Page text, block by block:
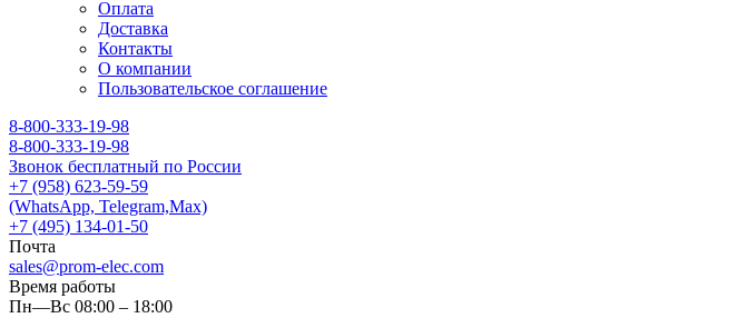
Оплата
Доставка
Контакты
О компании
Пользовательское соглашение
8-800-333-19-98
8-800-333-19-98
Звонок бесплатный по России
+7 (958) 623-59-59
(WhatsApp, Telegram,Max)
+7 (495) 134-01-50
Почта
sales@prom-elec.com
Время работы
Пн—Вс 08:00 – 18:00